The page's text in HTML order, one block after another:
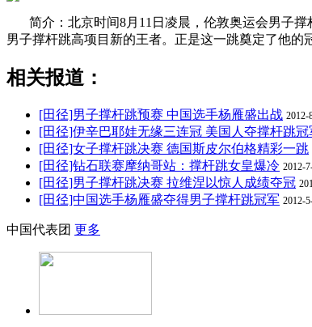
简介：北京时间8月11日凌晨，伦敦奥运会男子
男子撑杆跳高项目新的王者。正是这一跳奠定了他的
相关报道：
[田径]男子撑杆跳预赛 中国选手杨雁盛出战 2012-
[田径]伊辛巴耶娃无缘三连冠 美国人夺撑杆跳冠
[田径]女子撑杆跳决赛 德国斯皮尔伯格精彩一跳
[田径]钻石联赛摩纳哥站：撑杆跳女皇爆冷 2012-
[田径]男子撑杆跳决赛 拉维涅以惊人成绩夺冠
[田径]中国选手杨雁盛夺得男子撑杆跳冠军 2012-
中国代表团 更多